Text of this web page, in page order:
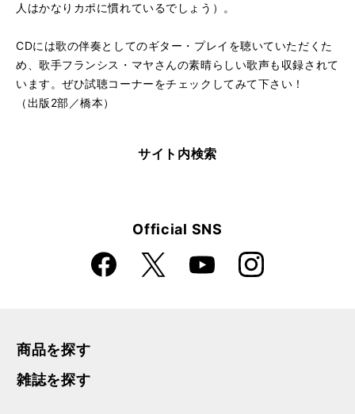
人はかなりカポに慣れているでしょう）。
CDには歌の伴奏としてのギター・プレイを聴いていただくた
め、歌手フランシス・マヤさんの素晴らしい歌声も収録されて
います。ぜひ試聴コーナーをチェックしてみて下さい！
（出版2部／橋本）
サイト内検索
Official SNS
Faceboo
k
X YouTube Instagra
m
商品を探す
雑誌を探す